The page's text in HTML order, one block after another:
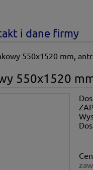
i dane firmy
550x1520 mm,
550x1520